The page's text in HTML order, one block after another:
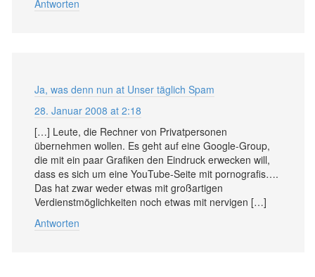
Antworten
Ja, was denn nun at Unser täglich Spam
28. Januar 2008 at 2:18
[…] Leute, die Rechner von Privatpersonen
übernehmen wollen. Es geht auf eine Google-Group,
die mit ein paar Grafiken den Eindruck erwecken will,
dass es sich um eine YouTube-Seite mit pornografis….
Das hat zwar weder etwas mit großartigen
Verdienstmöglichkeiten noch etwas mit nervigen […]
Antworten